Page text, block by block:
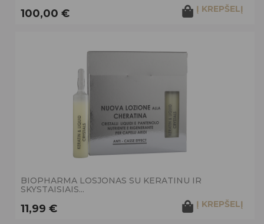
100,00 € Į KREPŠELĮ
BIOPHARMA LOSJONAS SU KERATINU IR
SKYSTAISIAIS...
11,99 € Į KREPŠELĮ